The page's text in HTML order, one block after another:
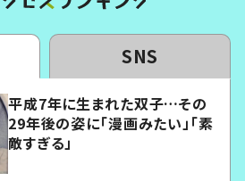
SNS
平成7年に生まれた双子…その
29年後の姿に「漫画みたい」「素
敵すぎる」